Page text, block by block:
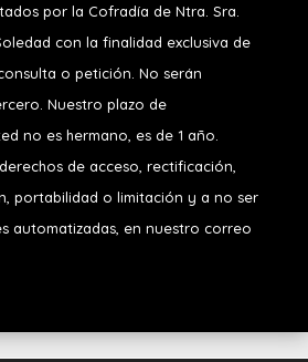
por la Cofradía de Ntra. Sra.
con la finalidad exclusiva de
o petición. No serán
Nuestro plazo de
no es hermano, es de 1 año.
de acceso, rectificación,
portabilidad o limitación y a no ser
automatizadas, en nuestro correo